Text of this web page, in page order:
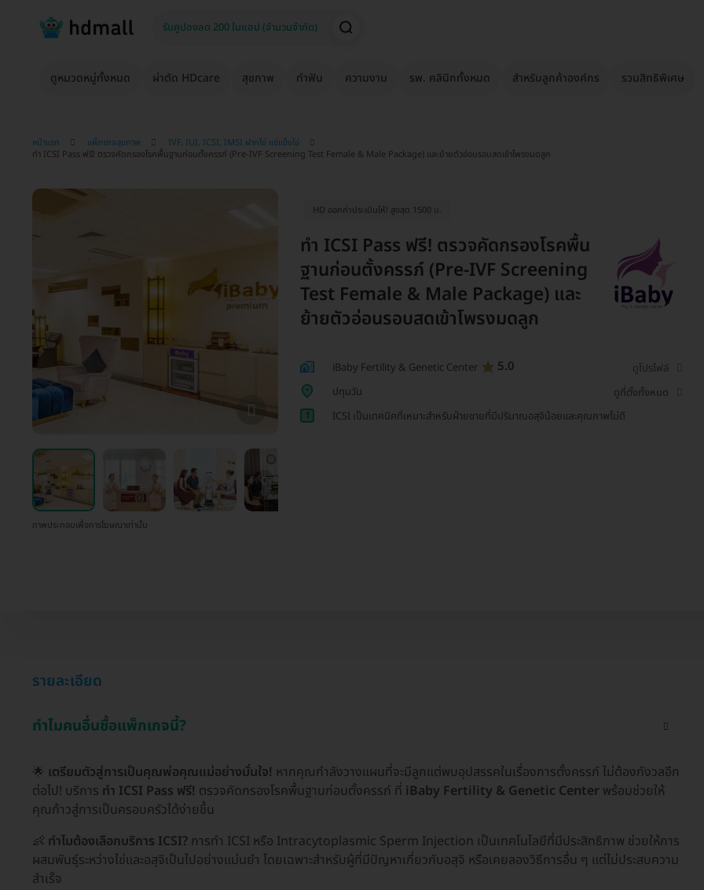
ดูหมวดหมู่ทั้งหมด ผ่าตัด HDcare สุขภาพ ทำฟัน ความงาม รพ. คลินิกทั้งหมด สำหรับลูกค้าองค์กร รวมสิทธิพิเศษ
หน้าแรก แพ็กเกจสุขภาพ
IVF, IUI, ICSI, IMSI ฝากไข่ แช่แข็งไข่
ทำ ICSI Pass ฟรี! ตรวจคัดกรองโรคพื้นฐานก่อนตั้งครรภ์ (Pre-IVF Screening Test Female & Male Package) และย้ายตัวอ่อนรอบสดเข้าโพรงมดลูก
ภาพประกอบเพื่อการโฆษณาเท่านั้น
HD ออกค่าประเมินให้! สูงสุด 1500 บ.
ทำ ICSI Pass ฟรี! ตรวจคัดกรองโรคพื้น
ฐานก่อนตั้งครรภ์ (Pre-IVF Screening
Test Female & Male Package) และ
ย้ายตัวอ่อนรอบสดเข้าโพรงมดลูก
iBaby Fertility & Genetic Center 5.0
ดูโปรไฟล์
ปทุมวัน
ดูที่ตั้งทั้งหมด
1
ICSI เป็นเทคนิคที่เหมาะสำหรับฝ่ายชายที่มีปริมาณอสุจิน้อยและคุณภาพไม่ดี
รายละเอียด
ทำไมคนอื่นซื้อแพ็กเกจนี้?
🌟 เตรียมตัวสู่การเป็นคุณพ่อคุณแม่อย่างมั่นใจ! หากคุณกำลังวางแผนที่จะมีลูกแต่พบอุปสรรคในเรื่องการตั้งครรภ์ ไม่ต้องกังวลอีก
ต่อไป! บริการ ทำ ICSI Pass ฟรี! ตรวจคัดกรองโรคพื้นฐานก่อนตั้งครรภ์ ที่ iBaby Fertility & Genetic Center พร้อมช่วยให้
คุณก้าวสู่การเป็นครอบครัวได้ง่ายขึ้น
👶 ทำไมต้องเลือกบริการ ICSI? การทำ ICSI หรือ Intracytoplasmic Sperm Injection เป็นเทคโนโลยีที่มีประสิทธิภาพ ช่วยให้การ
ผสมพันธุ์ระหว่างไข่และอสุจิเป็นไปอย่างแม่นยำ โดยเฉพาะสำหรับผู้ที่มีปัญหาเกี่ยวกับอสุจิ หรือเคยลองวิธีการอื่น ๆ แต่ไม่ประสบความ
สำเร็จ